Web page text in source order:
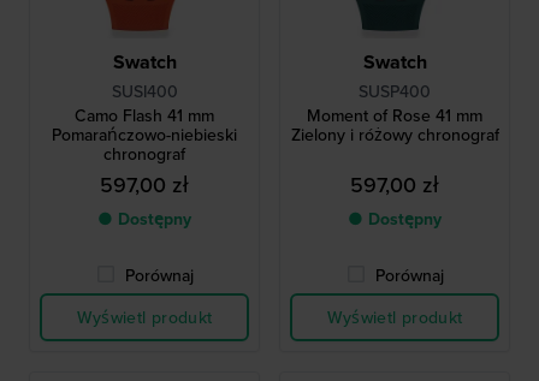
Swatch
SUSI400
Camo Flash 41 mm
Pomarańczowo-niebieski
chronograf
597,00 zł
● Dostępny
Porównaj
Wyświetl produkt
Swatch
SUSP400
Moment of Rose 41 mm
Zielony i różowy chronograf
597,00 zł
● Dostępny
Porównaj
Wyświetl produkt